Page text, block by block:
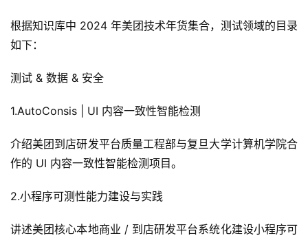
根据知识库中 2024 年美团技术年货集合，测试领域的目录
如下：
测试 & 数据 & 安全
1.AutoConsis | UI 内容一致性智能检测
介绍美团到店研发平台质量工程部与复旦大学计算机学院合
作的 UI 内容一致性智能检测项目。
2.小程序可测性能力建设与实践
讲述美团核心本地商业 / 到店研发平台系统化建设小程序可